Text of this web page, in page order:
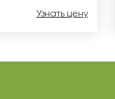
Узнать цену